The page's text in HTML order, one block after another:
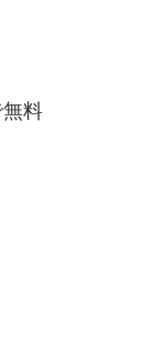
料